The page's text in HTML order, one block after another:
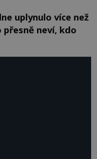
uplynulo více než
neví, kdo